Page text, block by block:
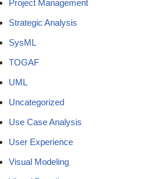
Project Management
Strategic Analysis
SysML
TOGAF
UML
Uncategorized
Use Case Analysis
User Experience
Visual Modeling